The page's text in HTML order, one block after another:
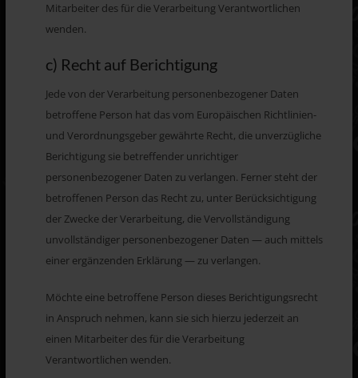
Mitarbeiter des für die Verarbeitung Verantwortlichen
wenden.
c) Recht auf Berichtigung
Jede von der Verarbeitung personenbezogener Daten
betroffene Person hat das vom Europäischen Richtlinien-
und Verordnungsgeber gewährte Recht, die unverzügliche
Berichtigung sie betreffender unrichtiger
personenbezogener Daten zu verlangen. Ferner steht der
betroffenen Person das Recht zu, unter Berücksichtigung
der Zwecke der Verarbeitung, die Vervollständigung
unvollständiger personenbezogener Daten — auch mittels
einer ergänzenden Erklärung — zu verlangen.
Möchte eine betroffene Person dieses Berichtigungsrecht
in Anspruch nehmen, kann sie sich hierzu jederzeit an
einen Mitarbeiter des für die Verarbeitung
Verantwortlichen wenden.